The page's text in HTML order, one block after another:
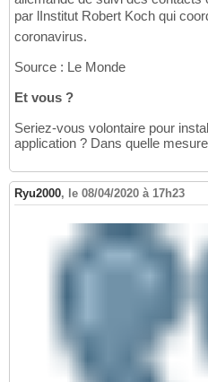
par lInstitut Robert Koch qui
coronavirus.
Source : Le Monde
Et vous ?
Seriez-vous volontaire pour
application ? Dans quelle
Ryu2000, le 08/04/2020 à 17h23